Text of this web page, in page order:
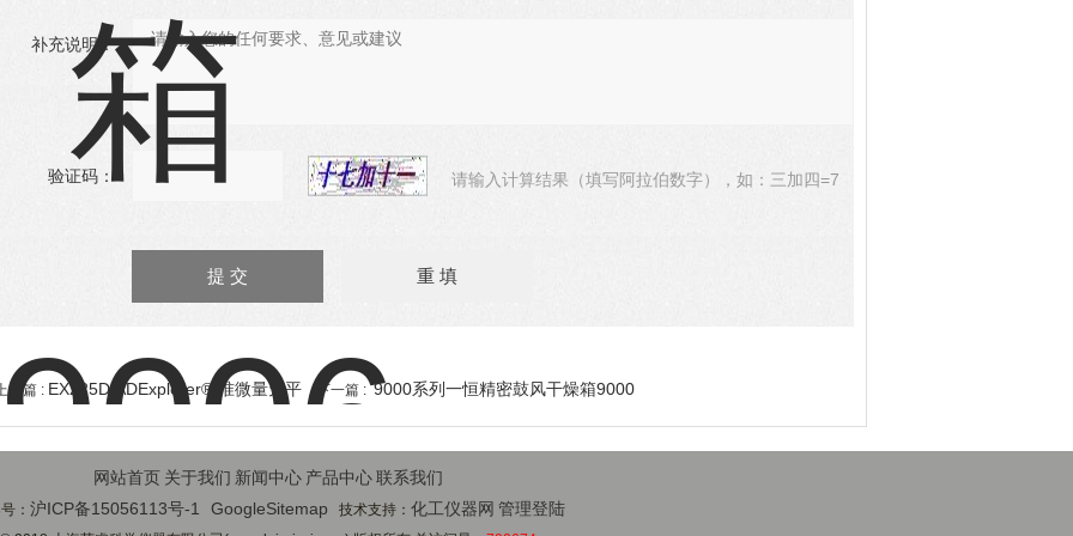
补充说明：
验证码： 请输入计算结果（填写阿拉伯数字），如：三加四=7
一篇 : EX225D/ADExplorer® 准微量天平 下一篇 :9000系列一恒精密鼓风干燥箱9000
网站首页 关于我们 新闻中心 产品中心联系我们
： 沪ICP备15056113号-1 GoogleSitemap 技术支持： 化工仪器网 管理登陆